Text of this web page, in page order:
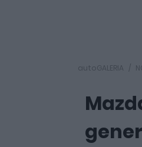
autoGALERIA